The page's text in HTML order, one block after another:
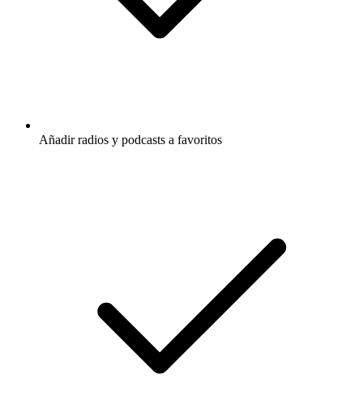
Añadir radios y podcasts a favoritos